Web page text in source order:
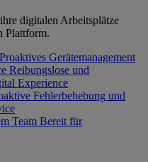
digitalen Arbeitsplätze
Plattform.
Proaktives Gerätemanagement
Reibungslose und
Experience
Fehlerbehebung und
Team Bereit für